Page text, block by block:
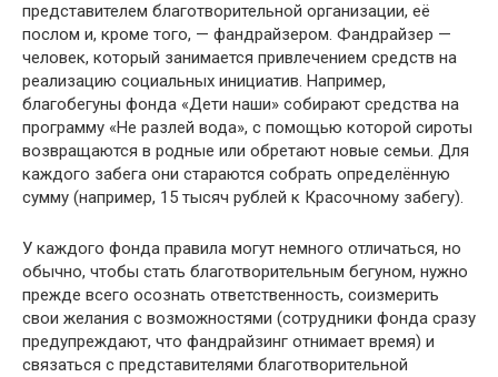
представителем благотворительной организации, её
послом и, кроме того, — фандрайзером. Фандрайзер —
человек, который занимается привлечением средств на
реализацию социальных инициатив. Например,
благобегуны фонда «Дети наши» собирают средства на
программу «Не разлей вода», с помощью которой сироты
возвращаются в родные или обретают новые семьи. Для
каждого забега они стараются собрать определённую
сумму (например, 15 тысяч рублей к Красочному забегу).
У каждого фонда правила могут немного отличаться, но
обычно, чтобы стать благотворительным бегуном, нужно
прежде всего осознать ответственность, соизмерить
свои желания с возможностями (сотрудники фонда сразу
предупреждают, что фандрайзинг отнимает время) и
связаться с представителями благотворительной